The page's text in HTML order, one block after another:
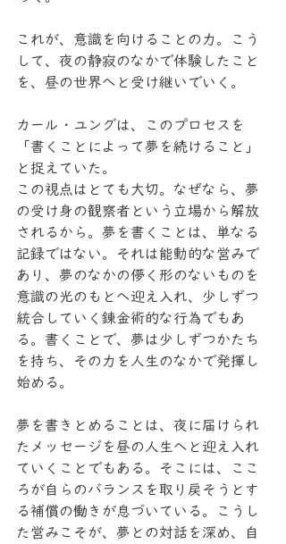
これが、意識を向けることの力。こう
して、夜の静寂のなかで体験したこと
を、昼の世界へと受け継いでいく。
カール・ユングは、このプロセスを
「書くことによって夢を続けること」
と捉えていた。
この視点はとても大切。なぜなら、夢
の受け身の観察者という立場から解放
されるから。夢を書くことは、単なる
記録ではない。それは能動的な営みで
あり、夢のなかの儚く形のないものを
意識の光のもとへ迎え入れ、少しずつ
統合していく錬金術的な行為でもあ
る。書くことで、夢は少しずつかたち
を持ち、その力を人生のなかで発揮し
始める。
夢を書きとめることは、夜に届けられ
たメッセージを昼の人生へと迎え入れ
ていくことでもある。そこには、ここ
ろが自らのバランスを取り戻そうとす
る補償の働きが息づいている。こうし
た営みこそが、夢との対話を深め、自